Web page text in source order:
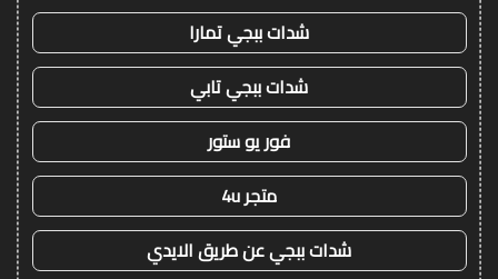
شدات ببجي تمارا
شدات ببجي تابي
فور يو ستور
متجر 4u
شدات ببجي عن طريق الايدي